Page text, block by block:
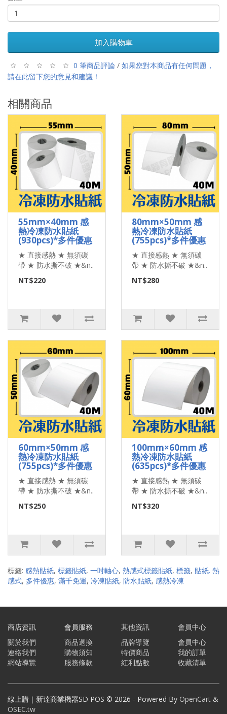
加入購物車
0 筆商品評論 / 如果您對本商品有任何問題，
請在此留下您的意見和建議！
相關商品
55mm×40mm 感
熱冷凍防水貼紙
(930pcs)*多件優惠
★ 直接感熱 ★ 無須碳
帶 ★ 防水撕不破 ★&n..
NT$220
80mm×50mm 感
熱冷凍防水貼紙
(755pcs)*多件優惠
★ 直接感熱 ★ 無須碳
帶 ★ 防水撕不破 ★&n..
NT$280
60mm×50mm 感
熱冷凍防水貼紙
(755pcs)*多件優惠
★ 直接感熱 ★ 無須碳
帶 ★ 防水撕不破 ★&n..
NT$250
100mm×60mm 感
熱冷凍防水貼紙
(635pcs)*多件優惠
★ 直接感熱 ★ 無須碳
帶 ★ 防水撕不破 ★&n..
NT$320
標籤: 感熱貼紙, 標籤貼紙, 一吋軸心, 熱感式標籤貼紙, 標籤, 貼紙. 熱
感式, 多件優惠, 滿千免運, 冷凍貼紙, 防水貼紙, 感熱冷凍
商店資訊
關於我們
連絡我們
網站導覽
會員服務
商品退換
購物須知
服務條款
其他資訊
品牌導覽
特價商品
紅利點數
會員中心
會員中心
我的訂單
收藏清單
線上購｜新達商業機器SD POS © 2026 - Powered By OpenCart &
OSEC.tw